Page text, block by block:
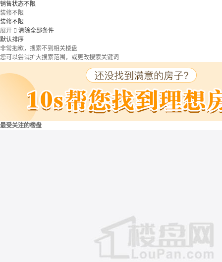
销售状态不限
装修不限
装修不限
展开  清除全部条件
默认排序
非常抱歉，搜索不到相关楼盘
您可以尝试扩大搜索范围，或更改搜索关键词
最受关注的楼盘